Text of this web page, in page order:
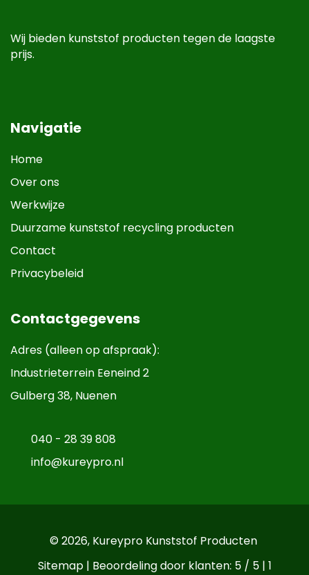
Wij bieden kunststof producten tegen de laagste
prijs.
Navigatie
Home
Over ons
Werkwijze
Duurzame kunststof recycling producten
Contact
Privacybeleid
Contactgegevens
Adres (alleen op afspraak):
Industrieterrein Eeneind 2
Gulberg 38, Nuenen
040 - 28 39 808
info@kureypro.nl
© 2026, Kureypro Kunststof Producten
Sitemap| Beoordeling door klanten: 5 / 5 | 1